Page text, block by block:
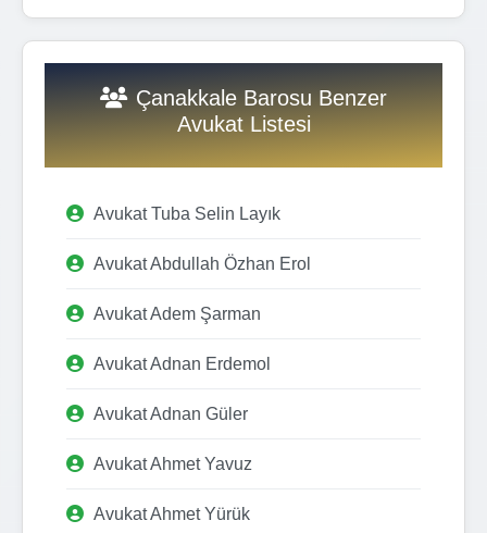
Çanakkale Barosu Benzer
Avukat Listesi
Avukat Tuba Selin Layık
Avukat Abdullah Özhan Erol
Avukat Adem Şarman
Avukat Adnan Erdemol
Avukat Adnan Güler
Avukat Ahmet Yavuz
Avukat Ahmet Yürük